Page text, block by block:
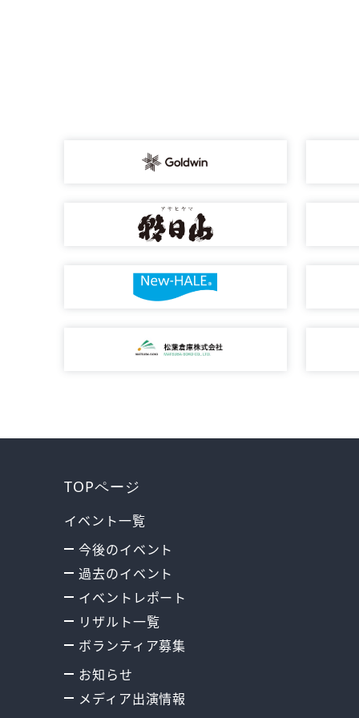
TOPページ
イベント一覧
今後のイベント
過去のイベント
イベントレポート
リザルト一覧
ボランティア募集
お知らせ
メディア出演情報